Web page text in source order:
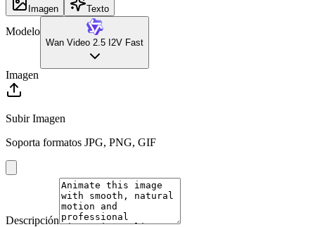
Imagen Texto
Modelo
Wan Video 2.5 I2V Fast
Imagen
Subir Imagen
Soporta formatos JPG, PNG, GIF
Descripción